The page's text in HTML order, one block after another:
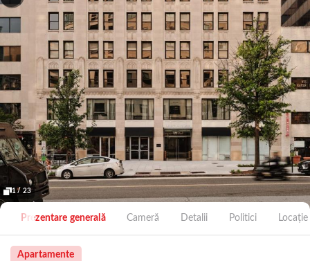
1 / 23
Prezentare generală Cameră Detalii Politici Locație
Apartamente